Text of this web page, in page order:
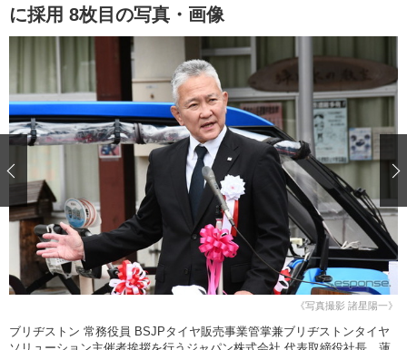
中国
九州 沖縄
注目の記事
ショップレポート 愛車 File
ストップ！不具合修理＆粗悪修理
鈑金・塗装
ディテイリング
洗車
ヘッドライト磨き コーティング
フィルム・ラッピング
鈑金・塗装
小キズ直し 防錆
特集記事
ストップ 不具合修理＆粗悪修理
カーメーカー「旧車」関連プロジェ
クト
ショップ紹介
ショップレポート プロショップ検索
レストア
カーメーカー「旧車」関連プロジ
コラム
イベント
に採用 8枚目の写真・画像
《写真撮影 諸星陽一》
ブリヂストン 常務役員 BSJPタイヤ販売事業管掌兼ブリヂストンタイヤ